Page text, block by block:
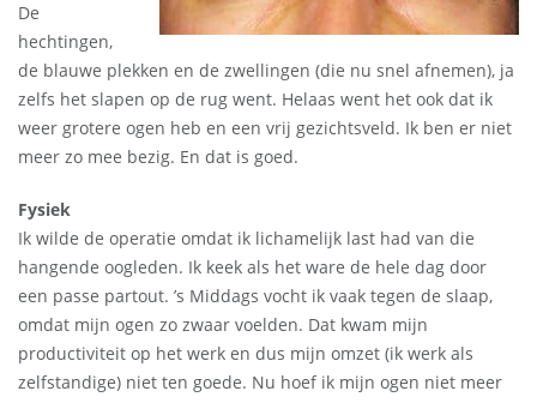
De
hechtingen,
de blauwe plekken en de zwellingen (die nu snel afnemen), ja
zelfs het slapen op de rug went. Helaas went het ook dat ik
weer grotere ogen heb en een vrij gezichtsveld. Ik ben er niet
meer zo mee bezig. En dat is goed.
Fysiek
Ik wilde de operatie omdat ik lichamelijk last had van die
hangende oogleden. Ik keek als het ware de hele dag door
een passe partout. ’s Middags vocht ik vaak tegen de slaap,
omdat mijn ogen zo zwaar voelden. Dat kwam mijn
productiviteit op het werk en dus mijn omzet (ik werk als
zelfstandige) niet ten goede. Nu hoef ik mijn ogen niet meer